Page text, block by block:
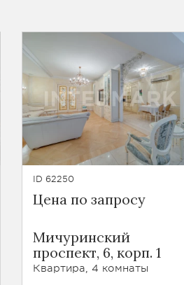
ID 62250
Цена по запросу
Мичуринский
проспект, 6, корп. 1
Квартира, 4 комнаты